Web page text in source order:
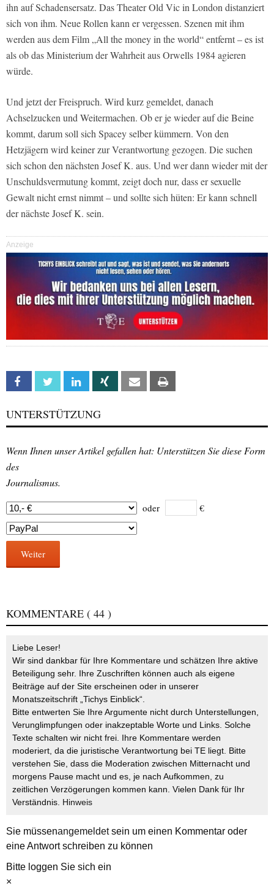
ihn auf Schadensersatz. Das Theater Old Vic in London distanziert
sich von ihm. Neue Rollen kann er vergessen. Szenen mit ihm
werden aus dem Film „All the money in the world“ entfernt – es ist
als ob das Ministerium der Wahrheit aus Orwells 1984 agieren
würde.
Und jetzt der Freispruch. Wird kurz gemeldet, danach
Achselzucken und Weitermachen. Ob er je wieder auf die Beine
kommt, darum soll sich Spacey selber kümmern. Von den
Hetzjägern wird keiner zur Verantwortung gezogen. Die suchen
sich schon den nächsten Josef K. aus. Und wer dann wieder mit der
Unschuldsvermutung kommt, zeigt doch nur, dass er sexuelle
Gewalt nicht ernst nimmt – und sollte sich hüten: Er kann schnell
der nächste Josef K. sein.
Anzeige
Facebook Twitter Linkedin Xing Email
UNTERSTÜTZUNG
Wenn Ihnen unser Artikel gefallen hat: Unterstützen Sie diese Form
des
Journalismus.
oder €
Weiter
KOMMENTARE ( 44 )
Liebe Leser!
Wir sind dankbar für Ihre Kommentare und schätzen Ihre aktive
Beteiligung sehr. Ihre Zuschriften können auch als eigene
Beiträge auf der Site erscheinen oder in unserer
Monatszeitschrift „Tichys Einblick“.
Bitte entwerten Sie Ihre Argumente nicht durch Unterstellungen,
Verunglimpfungen oder inakzeptable Worte und Links. Solche
Texte schalten wir nicht frei. Ihre Kommentare werden
moderiert, da die juristische Verantwortung bei TE liegt. Bitte
verstehen Sie, dass die Moderation zwischen Mitternacht und
morgens Pause macht und es, je nach Aufkommen, zu
zeitlichen Verzögerungen kommen kann. Vielen Dank für Ihr
Verständnis. Hinweis
Sie müssenangemeldetsein um einen Kommentar oder
eine Antwort schreiben zu können
Bitte loggen Sie sich ein
×